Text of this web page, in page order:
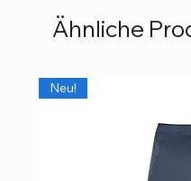
Ähnliche
Neu!